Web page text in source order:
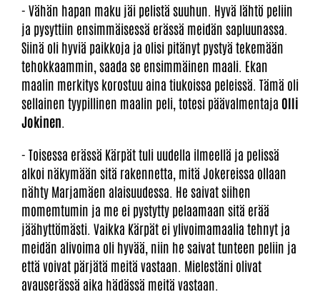
- Vähän hapan maku jäi pelistä suuhun. Hyvä lähtö peliin
ja pysyttiin ensimmäisessä erässä meidän sapluunassa.
Siinä oli hyviä paikkoja ja olisi pitänyt pystyä tekemään
tehokkaammin, saada se ensimmäinen maali. Ekan
maalin merkitys korostuu aina tiukoissa peleissä. Tämä oli
sellainen tyypillinen maalin peli, totesi päävalmentaja Olli
Jokinen
- Toisessa erässä Kärpät tuli uudella ilmeellä ja pelissä
alkoi näkymään sitä rakennetta, mitä Jokereissa ollaan
nähty Marjamäen alaisuudessa. He saivat siihen
momemtumin ja me ei pystytty pelaamaan sitä erää
jäähyttömästi. Vaikka Kärpät ei ylivoimamaalia tehnyt ja
meidän alivoima oli hyvää, niin he saivat tunteen peliin ja
että voivat pärjätä meitä vastaan. Mielestäni olivat
avauserässä aika hädässä meitä vastaan.